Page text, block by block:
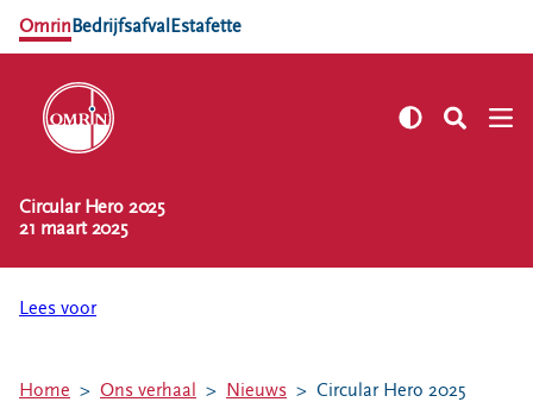
OmrinBedrijfsafval Estafette
NL EN
Zelf regelen
Afvalkalender
Circular Hero 2025
21 maart 2025
Lees voor
Home Ons verhaal Nieuws Circular Hero 2025